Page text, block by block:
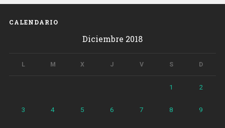
CALENDARIO
Diciembre 2018
L M X J V S D
1 2
3 4 5 6 7 8 9